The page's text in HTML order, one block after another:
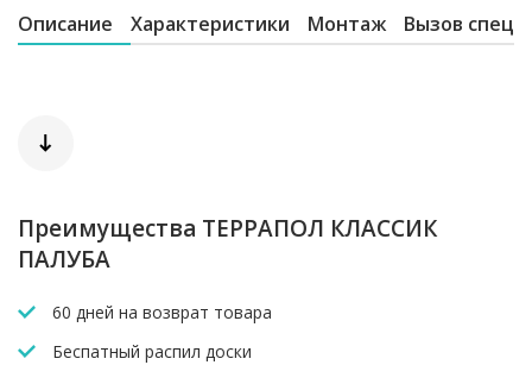
Описание Характеристики Монтаж Вызов
Преимущества ТЕРРАПОЛ КЛАССИК
ПАЛУБА
60 дней на возврат товара
Беспатный распил доски